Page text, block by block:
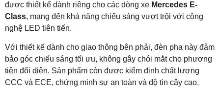
được thiết kế dành riêng cho các dòng xe Mercedes E-
Class, mang đến khả năng chiếu sáng vượt trội với công
nghệ LED tiên tiến.
Với thiết kế dành cho giao thông bên phải, đèn pha này đảm
bảo góc chiếu sáng tối ưu, không gây chói mắt cho phương
tiện đối diện. Sản phẩm còn được kiểm định chất lượng
CCC và ECE, chứng minh sự an toàn và độ tin cậy cao.